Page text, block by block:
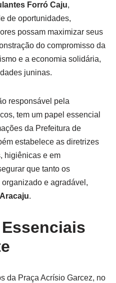
Forró Caju,
de oportunidades,
possam maximizar seus
do compromisso da
e a economia solidária,
juninas.
responsável pela
tem um papel essencial
da Prefeitura de
estabelece as diretrizes
higiênicas e em
que tanto os
e agradável,
.
da Praça Acrísio Garcez, no